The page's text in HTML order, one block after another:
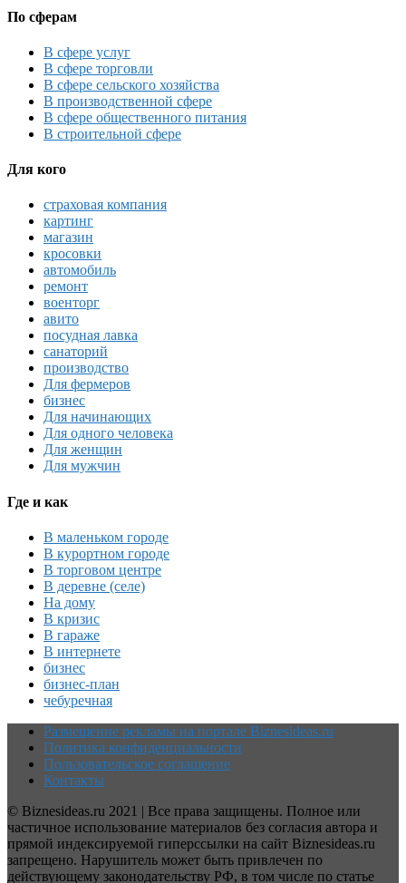
По сферам
В сфере услуг
В сфере торговли
В сфере сельского хозяйства
В производственной сфере
В сфере общественного питания
В строительной сфере
Для кого
страховая компания
картинг
магазин
кросовки
автомобиль
ремонт
военторг
авито
посудная лавка
санаторий
производство
Для фермеров
бизнес
Для начинающих
Для одного человека
Для женщин
Для мужчин
Где и как
В маленьком городе
В курортном городе
В торговом центре
В деревне (селе)
На дому
В кризис
В гараже
В интернете
бизнес
бизнес-план
чебуречная
Размещение рекламы на портале Biznesideas.ru
Политика конфиденциальности
Пользовательское соглашение
Контакты
© Biznesideas.ru 2021 | Все права защищены. Полное или
частичное использование материалов без согласия автора и
прямой индексируемой гиперссылки на сайт Biznesideas.ru
запрещено. Нарушитель может быть привлечен по
действующему законодательству РФ, в том числе по статье